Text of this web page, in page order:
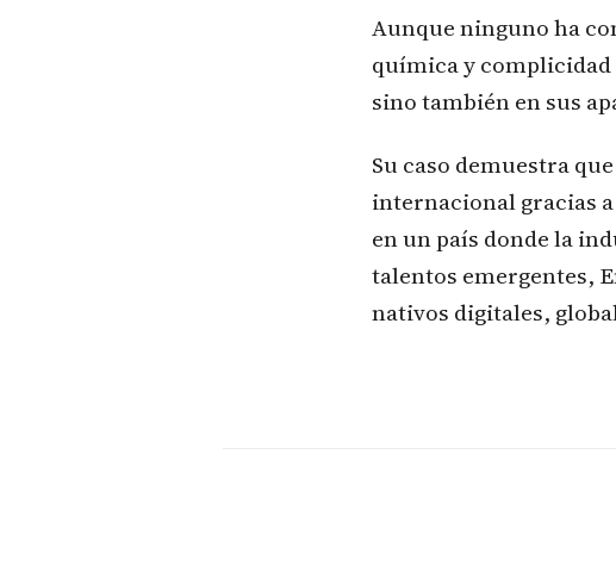
Aunque ninguno ha
química y
sino también en sus
Su caso demuestra
internacional gracias
en un país donde la
talentos emergentes,
nativos digitales,